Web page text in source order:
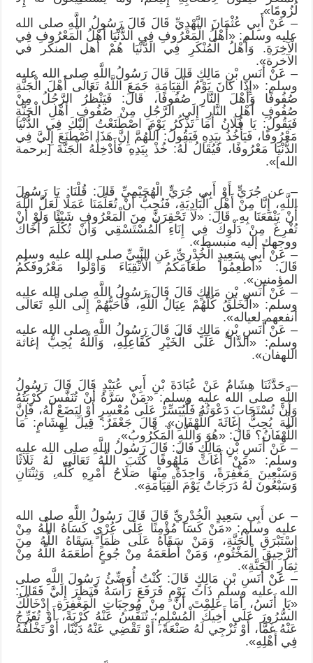
لُزُومًا».
– عَنْ أَبِي عُثْمَانَ النَّهْدِيِّ قَالَ قَالَ رَسُولُ اللَّهِ صلى الله
عليه وسلم: «أَهْلُ الْمَعْرُوفِ فِي الدُّنْيَا أَهْلُ الْمَعْرُوفِ فِي
الْآخِرَةِ. وَأَهْلُ الْمُنْكَرِ فِي الدُّنْيَا هُمْ أهل المنكر في
الآخرة».
– عَنْ أَنَسِ بْنِ مَالِكٍ قَالَ قَالَ رَسُولُ اللَّهِ صلى الله عليه
وسلم: «إِذَا كَانَ يَوْمُ الْقِيَامَةِ جَمَعَ اللَّهُ تَعَالَى أَهْلَ الْجَنَّةِ
صُفُوفًا وَأَهْلَ النَّارِ صُفُوفًا، قَالَ: فَيَنْظُرُ الرَّجُلُ مِنْ
صُفُوفِ أَهْلِ النَّارِ إِلَى الرَّجُلِ مِنْ صُفُوفِ أَهْلِ الْجَنَّةِ
فَيَقُولُ: يَا فُلَانُ أَمَا تَذْكُرُ يَوْمَ اصْطَنَعْتُ إِلَيْكَ فِي الدُّنْيَا
مَعْرُوفًا، فَيَأْخُذُ بِيَدِهِ فَيَقُولُ: اللَّهُمَّ إِنَّ هَذَا اصْطَنَعَ إِلَيَّ فِي
الدُّنْيَا مَعْرُوفًا، فَيُقَالُ لَهُ: خُذْ بِيَدِهِ فَأَدْخِلْهُ الْجَنَّةَ [برحمة
الله]».
– عن جُرَيٍّ أَوْ أَبِي جُرَيٍّ الْهُجَيْمِيِّ قَالَ: قُلْنَا: يَا رَسُولَ
اللَّهِ، إِنَّا مِنْ أَهْلِ الْبَادِيَةِ، فَنُحِبُّ أَنْ تُعَلِّمَنَا عَمَلًا لَعَلَّ اللَّهَ
أَنْ يَنْفَعَنَا بِهِ. قَالَ: «لَا تَحْقِرَنَّ مِنَ الْمَعْرُوفِ شَيْئًا وَلَوْ أَنْ
تُفْرِغَ مِنْ دَلْوِكَ فِي إِنَاءِ الْمُسْتَسْقِي وَأَنْ تُكَلِّمَ أَخَاكَ
ووجهك إليه منبسط».
– عَنْ أَبِي سَعِيدٍ الْخُدْرِيِّ عَنِ النَّبِيِّ صلى الله عليه وسلم
قَالَ: «أَطْعِمُوا طَعَامَكُمُ الْأَتْقِيَاءَ وَأَوْلُوا مَعْرُوفَكُمُ
المؤمنين».
– عَنْ أَنَسِ بْنِ مَالِكٍ قَالَ قَالَ رَسُولُ اللَّهِ صلى الله عليه
وسلم: «الْخَلْقُ كُلُّهُمْ عِيَالُ اللَّهِ، فَأَحَبُّهُمْ إِلَى اللَّهِ تَعَالَى
أنفعهم لعياله».
– عَنْ أَنَسِ بْنِ مَالِكٍ قَالَ قَالَ رَسُولُ اللَّهِ صلى الله عليه
وسلم: «الدَّالُّ عَلَى الْخَيْرِ كَفَاعِلِهِ، وَاللَّهُ يُحِبُّ إغاثة
اللهفان».
– حَدَّثَنَا هِشَامٌ عَنْ عُبَادَةَ بْنِ أَبِي عُبَيْدٍ قَالَ قَالَ رَسُولُ
اللَّهِ صلى الله عليه وسلم: «مَنْ سَرَّهُ أَنْ تُنَفَّسَ كُرْبَتُهُ
وَأَنْ تُسْتَجَابَ دَعْوَتُهُ فَلْيُيَسِّرْ عَلَى مُعْسِرٍ أَوْ لِيَضَعْ لَهُ، فَإِنَّ
اللَّهَ يُحِبُّ إِغَاثَةَ اللَّهْفَانِ». قَالَ جَعْفَرٌ: قِيلَ لِهِشَامٍ: مَا
اللَّهْفَانُ؟ قَالَ: «هُوَ وَاللَّهِ الْمَكْرُوبُ».
– عَنْ أَنَسِ بْنِ مَالِكٍ قَالَ: قَالَ رَسُولُ اللَّهِ صلى الله عليه
وسلم: «مَنْ أَغَاثَ مَلْهُوفًا كَتَبَ اللَّهُ تَعَالَى لَهُ ثَلَاثًا
وَسَبْعِينَ مَغْفِرَةً، وَاحِدَةٌ مِنْهَا صَلَاحُ أَمْرِهِ كُلِّه،ِ وَثِنْتَانِ
وَسَبْعُونَ لَهُ دَرَجَاتٌ يَوْمَ الْقِيَامَةِ».
– عن أَبِي سَعِيدٍ الْخُدْرِيِّ قَالَ قَالَ رَسُولُ اللَّهِ صلى الله
عليه وسلم: «مَنْ كَسَا مُؤْمِنًا عَلَى عُرْيٍ كَسَاهُ اللَّهُ مِنْ
إِسْتَبْرَقِ الْجَنَّةِ، وَمَنْ سَقَاهُ عَلَى ظَمَأٍ سَقَاهُ اللَّهُ مِنَ
الرَّحِيقِ الْمَخْتُومِ، وَمَنْ أَطْعَمَهُ مِنْ جُوعٍ أَطْعَمَهُ اللَّهُ مِنْ
ثِمَارِ الْجَنَّةِ».
– عَنْ أَنَسِ بْنِ مَالِكٍ قَالَ: كُنْتُ أُوَضِّئُ رَسُولَ اللَّهِ صلى
الله عليه وسلم ذَاتَ يَوْمٍ فَرَفَعَ رَأْسَهُ فَنَظَرَ إِلَيَّ فَقَالَ:
«يَا أَنَسُ، أَمَا عَلِمْتَ أَنَّ مِنْ مُوجِبَاتِ الْمَغْفِرَةِ إِدْخَالُكَ
السُّرُورَ عَلَى أَخِيكَ الْمُسْلِمِ؛ تُنَفِّسُ عَنْهُ كُرْبَةً، أَوْ تُفَرِّجُ
عَنْهُ غَمًّا، أَوْ تُزْجِي لَهُ صَنْعَةً، أَوْ تَقْضِي عَنْهُ دَيْنًا، أَوْ تَخْلُفُهُ
فِي أَهْلِهِ».